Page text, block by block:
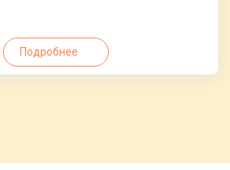
Подробнее